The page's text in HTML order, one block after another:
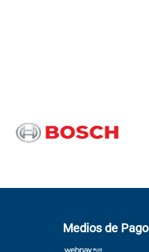
Medios de Pago